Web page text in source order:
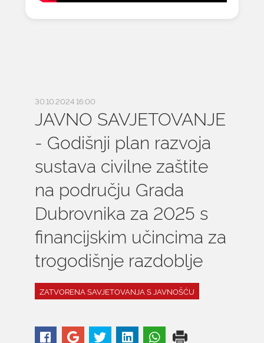
30.10.2024 16:00
JAVNO SAVJETOVANJE
- Godišnji plan razvoja
sustava civilne zaštite
na području Grada
Dubrovnika za 2025 s
financijskim učincima za
trogodišnje razdoblje
ZATVORENA SAVJETOVANJA S JAVNOŠĆU